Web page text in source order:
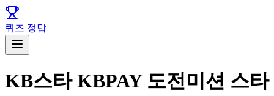
퀴즈 정답
KB스타 KBPAY 도전미션 스타